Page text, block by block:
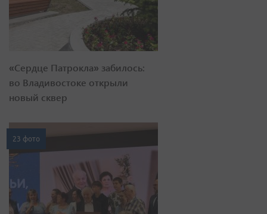
«Сердце Патрокла» забилось:
во Владивостоке открыли
новый сквер
23 фото